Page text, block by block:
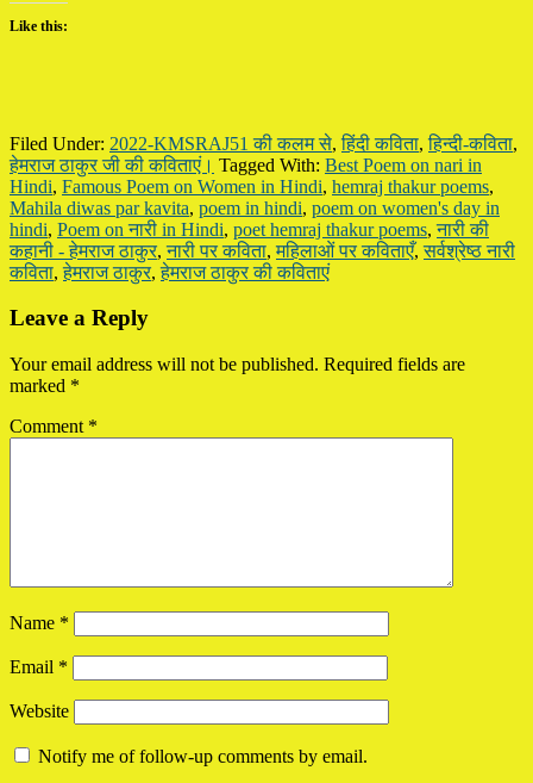
Like this:
Filed Under: 2022-KMSRAJ51 की कलम से,हिंदी कविता,हिन्दी-कविता,
हेमराज ठाकुर जी की कविताएं। Tagged With: Best Poem on nari in
Hindi, Famous Poem on Women in Hindi, hemraj thakur poems,
Mahila diwas par kavita, poem in hindi, poem on women's day in
hindi, Poem on नारी in Hindi, poet hemraj thakur poems,नारी की
कहानी - हेमराज ठाकुर,नारी पर कविता,महिलाओं पर कविताएँ,सर्वश्रेष्ठ नारी
कविता,हेमराज ठाकुर,हेमराज ठाकुर की कविताएं
Reader
Leave a Reply
Your email address will not be published. Required fields are
marked *
Comment *
Name *
Email *
Website
Notify me of follow-up comments by email.